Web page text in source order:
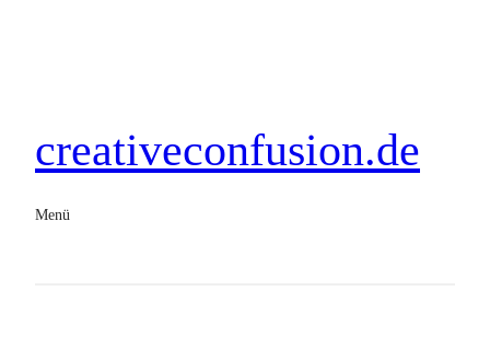
creativeconfusion.de
Menü